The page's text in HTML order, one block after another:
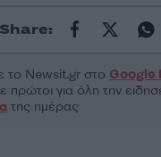
Share:
το Νewsit.gr στο Google
πρώτοι για όλη την
της ημέρας